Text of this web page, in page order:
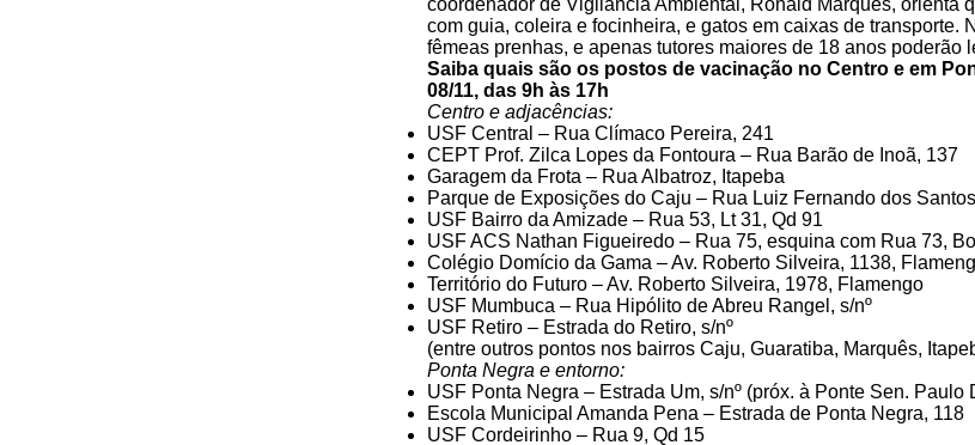
coordenador de Vigilância Ambiental, Ronald Marques, orienta
com guia, coleira e focinheira, e gatos em caixas de transporte.
fêmeas prenhas, e apenas tutores maiores de 18 anos poderão
Saiba quais são os postos de vacinação no Centro e em
08/11, das 9h às 17h
Centro e adjacências:
USF Central – Rua Clímaco Pereira, 241
CEPT Prof. Zilca Lopes da Fontoura – Rua Barão de Inoã, 137
Garagem da Frota – Rua Albatroz, Itapeba
Parque de Exposições do Caju – Rua Luiz Fernando dos
USF Bairro da Amizade – Rua 53, Lt 31, Qd 91
USF ACS Nathan Figueiredo – Rua 75, esquina com Rua 73,
Colégio Domício da Gama – Av. Roberto Silveira, 1138,
Território do Futuro – Av. Roberto Silveira, 1978, Flamengo
USF Mumbuca – Rua Hipólito de Abreu Rangel, s/nº
USF Retiro – Estrada do Retiro, s/nº
(entre outros pontos nos bairros Caju, Guaratiba, Marquês,
Ponta Negra e entorno:
USF Ponta Negra – Estrada Um, s/nº (próx. à Ponte Sen. Paulo
Escola Municipal Amanda Pena – Estrada de Ponta Negra, 118
USF Cordeirinho – Rua 9, Qd 15